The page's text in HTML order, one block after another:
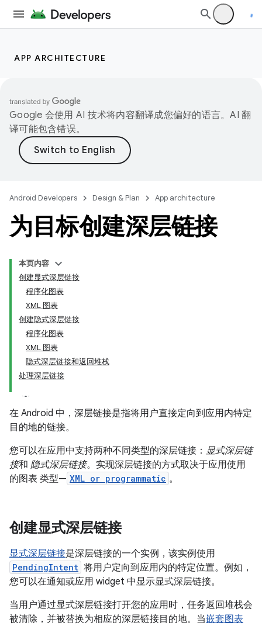
APP ARCHITECTURE
Google 会使用 AI 技术将内容翻译成您偏好的语言。AI 翻
译可能包含错误。
Android Developers Design & Plan App architecture
为目标创建深层链接
本页内容
创建显式深层链接
程序化图表
XML 图表
创建隐式深层链接
程序化图表
XML 图表
隐式深层链接和返回堆栈
处理深层链接
在 Android 中，深层链接是指将用户直接定向到应用内特定
目的地的链接。
您可以在应用中支持两种不同类型的深层链接： 显式深层链
接和 隐式深层链接。实现深层链接的方式取决于应用使用
的图表 类型— XML or programmatic 。
创建显式深层链接
显式深层链接是深层链接的一个实例，该实例使用
PendingIntent 将用户定向到应用内的特定位置。例如，
您可以在通知或应用 widget 中显示显式深层链接。
当用户通过显式深层链接打开您的应用时，任务返回堆栈会
被清除，并被替换为相应的深层链接目的地。当嵌套图表